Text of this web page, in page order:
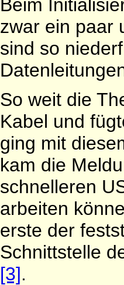
Beim
zwar ein paar
sind so
So weit die
Kabel und
ging mit
kam die
schnelleren
arbeiten
erste der
Schnittstelle
[3].